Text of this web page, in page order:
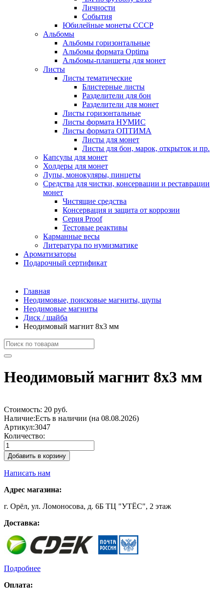
Личности
События
Юбилейные монеты СССР
Альбомы
Альбомы горизонтальные
Альбомы формата Optima
Альбомы-планшеты для монет
Листы
Листы тематические
Блистерные листы
Разделители для бон
Разделители для монет
Листы горизонтальные
Листы формата НУМИС
Листы формата ОПТИМА
Листы для монет
Листы для бон, марок, открыток и пр.
Капсулы для монет
Холдеры для монет
Лупы, монокуляры, пинцеты
Средства для чистки, консервации и реставрации
монет
Чистящие средства
Консервация и защита от коррозии
Серия Proof
Тестовые реактивы
Карманные весы
Литература по нумизматике
Ароматизаторы
Подарочный сертификат
Главная
Неодимовые, поисковые магниты, щупы
Неодимовые магниты
Диск / шайба
Неодимовый магнит 8х3 мм
Неодимовый магнит 8х3 мм
Стоимость: 20 руб.
Наличие:Есть в наличии (на 08.08.2026)
Артикул:3047
Количество:
Добавить в корзину
Написать нам
Адрес магазина:
г. Орёл, ул. Ломоносова, д. 6Б ТЦ "УТЁС", 2 этаж
Доставка:
Подробнее
Оплата: